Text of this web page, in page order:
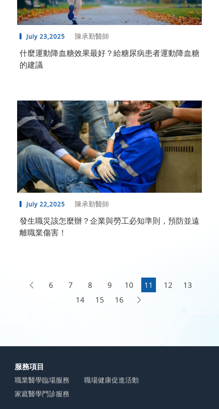
July 23,2025 陳承勤醫師
什麼運動降血糖效果最好？給糖尿病患者運動降血糖
的建議
July 22,2025 陳承勤醫師
發生職災該怎麼辦？企業與勞工必知準則，預防並遠
離職業傷害！
6 7 8 9 10 11 12
13
14
15 16
服務項目
職業醫學臨場服務
職場健康促進活動
家庭醫學門診服務